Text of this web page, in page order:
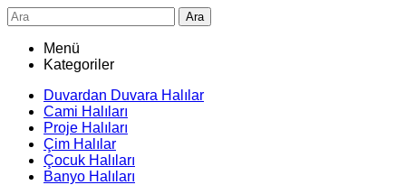
Ara
Menü
Kategoriler
Duvardan Duvara Halılar
Cami Halıları
Proje Halıları
Çim Halılar
Çocuk Halıları
Banyo Halıları